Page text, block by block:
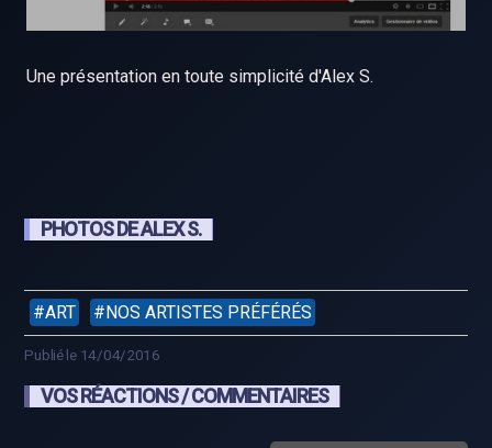
Une présentation en toute simplicité d'Alex S.
PHOTOS DE ALEX S.
ART NOS ARTISTES PRÉFÉRÉS
Publié le 14/04/2016
VOS RÉACTIONS / COMMENTAIRES